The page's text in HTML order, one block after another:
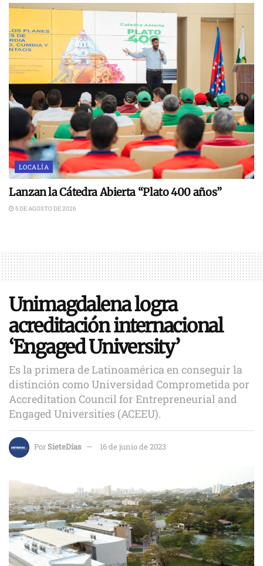
LOCALÍA
Lanzan la Cátedra Abierta “Plato 400 años”
5 DE AGOSTO DE 2026
Unimagdalena logra
acreditación internacional
‘Engaged University’
Es la primera de Latinoamérica en conseguir la
distinción como Universidad Comprometida por
Accreditation Council for Entrepreneurial and
Engaged Universities (ACEEU).
PorSieteDías 16 de junio de 2023